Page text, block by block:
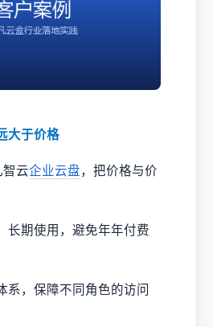
大于价格
云企业云盘，把价格与价
长期使用，避免年年付费
系，保障不同角色的访问